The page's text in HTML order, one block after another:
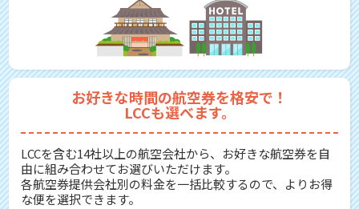
お好きな時間の航空券を格安で！
LCCも選べます。
LCCを含む14社以上の航空会社から、お好きな航空券を自
由に組み合わせてお選びいただけます。
各航空券提供会社別の料金を一括比較するので、よりお得
な便を選択できます。